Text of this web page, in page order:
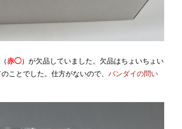
赤◯）が欠品していました。欠品はちょいちょい
ことでした。仕方がないので、 バンダイの問い